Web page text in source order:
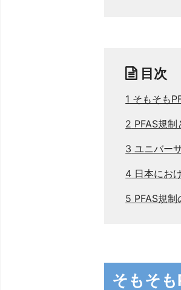
目次
1 そもそも
2 PFAS規制
3 ユニバー
4 日本にお
5 PFAS規
そもそも